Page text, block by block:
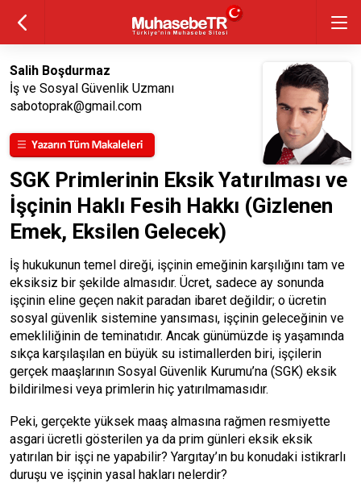
Salih Boşdurmaz
İş ve Sosyal Güvenlik Uzmanı
sabotoprak@gmail.com
SGK Primlerinin Eksik Yatırılması ve
İşçinin Haklı Fesih Hakkı (Gizlenen
Emek, Eksilen Gelecek)
İş hukukunun temel direği, işçinin emeğinin karşılığını tam ve
eksiksiz bir şekilde almasıdır. Ücret, sadece ay sonunda
işçinin eline geçen nakit paradan ibaret değildir; o ücretin
sosyal güvenlik sistemine yansıması, işçinin geleceğinin ve
emekliliğinin de teminatıdır. Ancak günümüzde iş yaşamında
sıkça karşılaşılan en büyük su istimallerden biri, işçilerin
gerçek maaşlarının Sosyal Güvenlik Kurumu’na (SGK) eksik
bildirilmesi veya primlerin hiç yatırılmamasıdır.
Peki, gerçekte yüksek maaş almasına rağmen resmiyette
asgari ücretli gösterilen ya da prim günleri eksik eksik
yatırılan bir işçi ne yapabilir? Yargıtay’ın bu konudaki istikrarlı
duruşu ve işçinin yasal hakları nelerdir?